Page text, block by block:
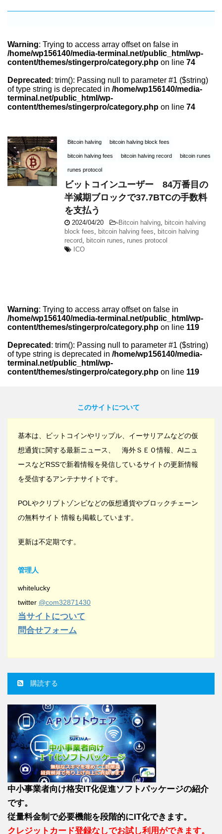
Warning: Trying to access array offset on false in
/home/wp156140/media-terminal.net/public_html/wp-
content/themes/stingerpro/category.php on line 74
Deprecated : trim(): Passing null to parameter #1 ($string)
of type string is deprecated in /home/wp156140/media-
terminal.net/public_html/wp-
content/themes/stingerpro/category.php on line 74
Bitcoin halving bitcoin halving block fees
bitcoin halving fees bitcoin halving record bitcoin runes
runes protocol
ビットコインユーザー 84万番目の
半減期ブロックで37.7BTCの手数料
を支払う
2024/04/20 -Bitcoin halving bitcoin halving
block fees
bitcoin halving fees
bitcoin halving
record bitcoin runes
runes protocol
ICO
Warning: Trying to access array offset on false in
/home/wp156140/media-terminal.net/public_html/wp-
content/themes/stingerpro/category.php on line 119
Deprecated : trim(): Passing null to parameter #1 ($string)
of type string is deprecated in /home/wp156140/media-
terminal.net/public_html/wp-
content/themes/stingerpro/category.php on line 119
このサイトについて
基本は、ビットコインやリップル、イーサリアムなどの仮
想通貨に関する最新ニュース、 海外ＳＥＯ情報、AIニュ
ースなどRSSで新着情報を発信しているサイトの更新情報
を受信するアンテナサイトです。
POLやクリプトゾンビなどの仮想通貨やブロックチェーン
の無料サイト 情報も掲載しています。
更新は不定期です。
管理人
whitelucky
twitter @com32871430
当サイトについて
問合せフォーム
購読する
中小事業者向け格安IT化促進ソフトパッケージの紹介
です。
従量料金制で必要機能を段階的にIT化できます。
クレジットカード登録なしでお試し利用ができます。